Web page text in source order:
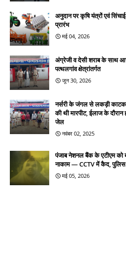
अनुदान पर कृषि यंत्रों एवं
प्रारंभ
मई 04, 2026
अंग्रेजी व देसी शराब के साथ
पत्थलगांव क्षेत्रांतर्गत
जून 30, 2026
नर्सरी के जंगल से लकड़ी
की थी मारपीट, ईलाज के दौरान
जेल
नवंबर 02, 2025
पंजाब नेशनल बैंक के एटीएम को
नाकाम — CCTV में कैद,
मई 05, 2026